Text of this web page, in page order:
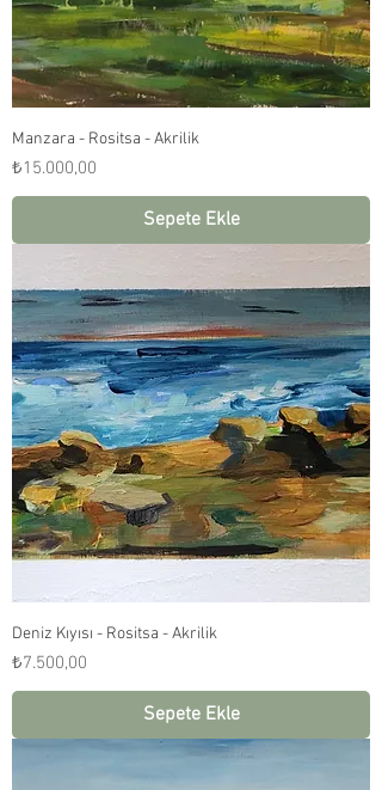
Manzara - Rositsa - Akrilik
Fiyat
₺15.000,00
Sepete Ekle
Deniz Kıyısı - Rositsa - Akrilik
Fiyat
₺7.500,00
Sepete Ekle